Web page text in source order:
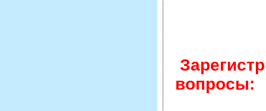
вопросы: